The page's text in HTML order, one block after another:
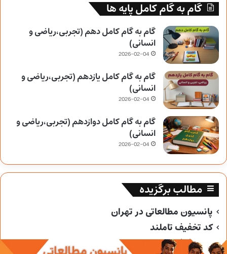
گام به گام کامل پایه ها
گام به گام کامل دهم (تجربی،ریاضی و
انسانی)
2026-02-04
گام به گام کامل یازدهم (تجربی،ریاضی و
انسانی)
2026-02-04
گام به گام کامل دوازدهم (تجربی،ریاضی و
انسانی)
2026-02-04
مطالب برگزیده
پانسیون مطالعاتی در تهران
کد تخفیف تاملند
کد تخفیف خیلی سبز